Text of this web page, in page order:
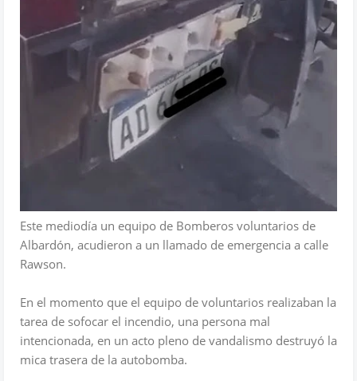
Este mediodía un equipo de Bomberos voluntarios de
Albardón, acudieron a un llamado de emergencia a calle
Rawson.
En el momento que el equipo de voluntarios realizaban la
tarea de sofocar el incendio, una persona mal
intencionada, en un acto pleno de vandalismo destruyó la
mica trasera de la autobomba.